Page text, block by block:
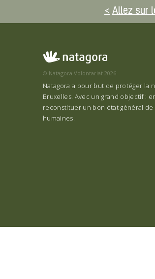
Allez sur
© Natagora Volontariat 2026
Natagora a pour but de protéger la
Bruxelles. Avec un grand objectif :
reconstituer un bon état général
humaines.